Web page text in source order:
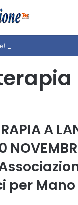
A
per Mano